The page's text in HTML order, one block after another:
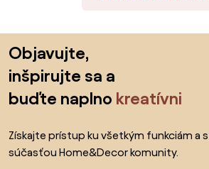
Objavujte,
inšpirujte sa a
buďte naplno kreatívni
Získajte prístup ku všetkým funkciám a
súčasťou Home&Decor komunity.